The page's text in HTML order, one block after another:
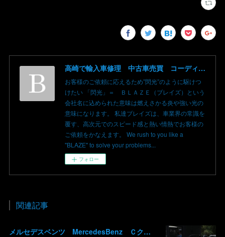
高崎で輸入車修理 中古車売買 コーディングならBLAZE（ブレイズ）へ│BLAZE Total Car Support & Modify in Takasaki Gunma
お客様のご依頼に応えるため”閃光”のように駆けつ
けたい 「閃光」＝ ＢＬＡＺＥ（ブレイズ）という
会社名に込められた意味は燃えさかる炎や強い光の
意味になります。 私達ブレイズは、車業界の常識を
覆す、高次元でのスピード感と熱い情熱でお客様の
ご依頼をかなえます。 We rush to you like a
"BLAZE" to solve your problems...
フォロー
関連記事
メルセデスベンツ MercedesBenz Ｃクラス バッテリー サブバッテリー 交換 パナメリカーナグリル化 コマンドシステム SSD化 群馬 高崎